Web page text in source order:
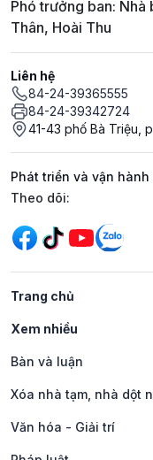
Phó trưởng ban: Nhà
Thân, Hoài Thu
Liên hệ
84-24-39365555
84-24-39342724
41-43 phố Bà Triệu,
Phát triển và vận
Mạng xã hội
Theo dõi:
Trang chủ
Xem nhiều
Bàn và luận
Xóa nhà tạm, nhà dột
Văn hóa - Giải trí